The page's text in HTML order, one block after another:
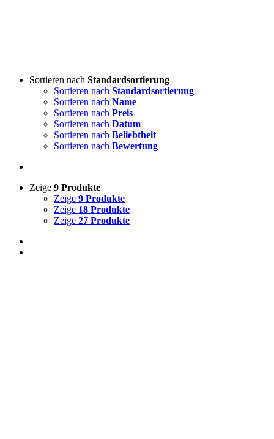
Sortieren nach Standardsortierung
Sortieren nach Standardsortierung
Sortieren nach Name
Sortieren nach Preis
Sortieren nach Datum
Sortieren nach Beliebtheit
Sortieren nach Bewertung
Zeige 9 Produkte
Zeige 9 Produkte
Zeige 18 Produkte
Zeige 27 Produkte